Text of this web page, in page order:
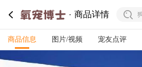
商品详情
商品信息 图片/视频 宠友点评